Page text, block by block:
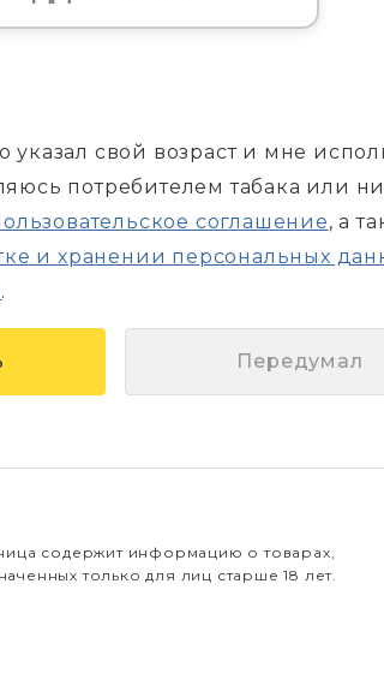
указал свой возраст и мне
потребителем табака или
соглашение, а
и хранении персональных
.
Передумал
содержит информацию о товарах,
только для лиц старше 18 лет.